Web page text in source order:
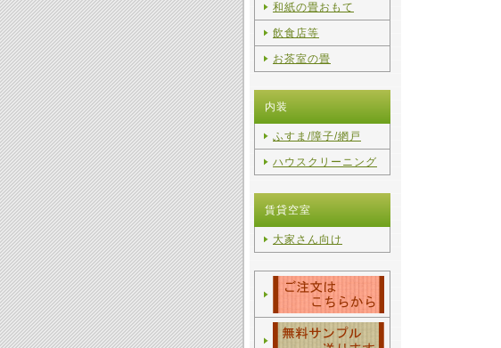
和紙の畳おもて
飲食店等
お茶室の畳
内装
ふすま/障子/網戸
ハウスクリーニング
賃貸空室
大家さん向け